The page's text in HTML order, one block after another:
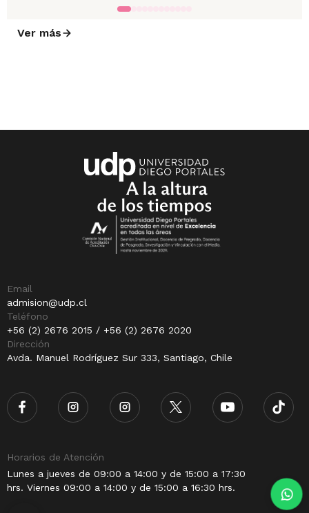
Ver más
Email
admision@udp.cl
Teléfono
+56 (2) 2676 2015 / +56 (2) 2676 2020
Dirección
Avda. Manuel Rodríguez Sur 333, Santiago, Chile
Horarios de Atención
Lunes a jueves de 09:00 a 14:00 y de 15:00 a 17:30
hrs. Viernes 09:00 a 14:00 y de 15:00 a 16:30 hrs.